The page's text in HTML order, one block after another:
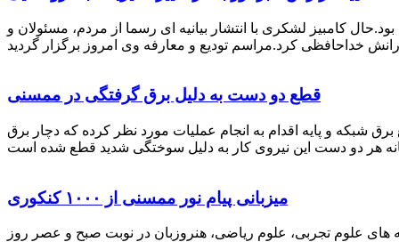
ممسنی بود.حال کامبیز لشکری با انتشار بیانیه ای رسما از مردم، مسئولان و
قطع دو دست به دلیل برق گرفتگی در ممسنی
شبکه و پایه اقدام به انجام عملیات مورد نظر کرده که دچار برق
میزبانی پیام نور ممسنی از ۱۰۰۰ کنکوری
برگزاری کنکور سراسری اظهار داشت: 1000 نفر از داوطلبان در رشته های علوم تجربی، علوم ریاضی، هنروزبان در نوبت صبح و عصر روز